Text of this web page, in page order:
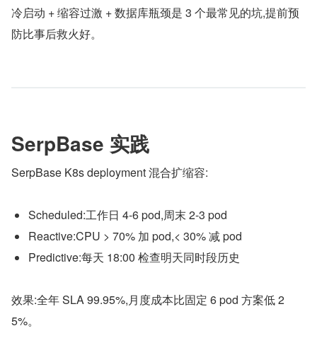
冷启动 + 缩容过激 + 数据库瓶颈是 3 个最常见的坑,提前预
防比事后救火好。
SerpBase 实践
SerpBase K8s deployment 混合扩缩容:
Scheduled:工作日 4-6 pod,周末 2-3 pod
Reactive:CPU > 70% 加 pod,< 30% 减 pod
Predictive:每天 18:00 检查明天同时段历史
效果:全年 SLA 99.95%,月度成本比固定 6 pod 方案低 2
5%。